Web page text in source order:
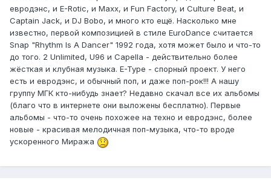
евродэнс, и E-Rotic, и Maxx, и Fun Factory, и Culture Beat, и
Captain Jack, и DJ Bobo, и много кто ещё. Насколько мне
известно, первой композицией в стиле EuroDance считается
Snap "Rhythm Is A Dancer" 1992 года, хотя может было и что-то
до того. 2 Unlimited, U96 и Capella - действительно более
жёсткая и клубная музыка. E-Type - спорный проект. У него
есть и евродэнс, и обычный поп, и даже поп-рок!!! А нашу
группу МГК кто-нибудь знает? Недавно скачал все их альбомы
(благо что в интернете они выложены бесплатно). Первые
альбомы - что-то очень похожее на техно и евродэнс, более
новые - красивая мелодичная поп-музыка, что-то вроде
ускоренного Миража